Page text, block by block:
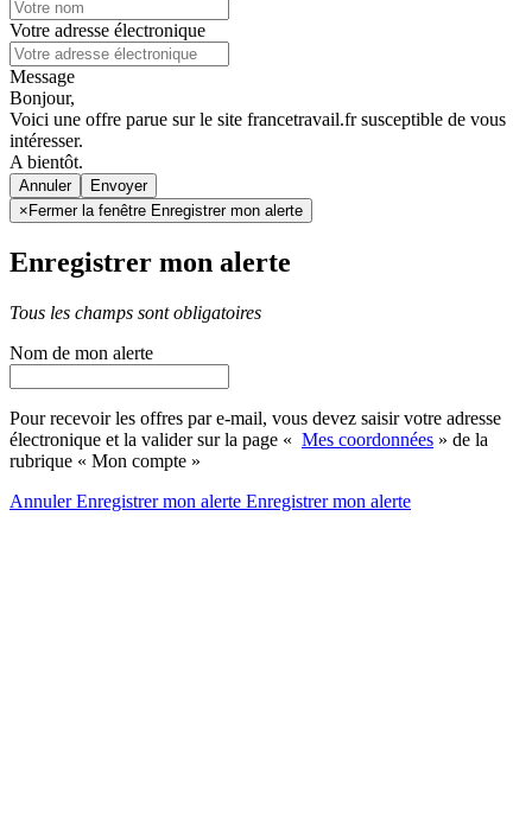
Votre adresse électronique
Message
Bonjour,
Voici une offre parue sur le site francetravail.fr susceptible de vous
intéresser.
A bientôt.
Annuler
× Fermer la fenêtre Enregistrer mon alerte
Enregistrer mon alerte
Tous les champs sont obligatoires
Nom de mon alerte
Pour recevoir les offres par e-mail, vous devez saisir votre adresse
électronique et la valider sur la page « Mes coordonnées » de la
rubrique « Mon compte »
AnnulerEnregistrer mon alerte Enregistrermon alerte